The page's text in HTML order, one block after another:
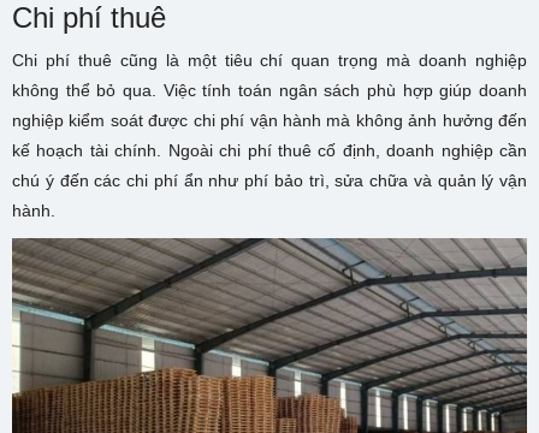
Chi phí thuê
Chi phí thuê cũng là một tiêu chí quan trọng mà doanh nghiệp
không thể bỏ qua. Việc tính toán ngân sách phù hợp giúp doanh
nghiệp kiểm soát được chi phí vận hành mà không ảnh hưởng đến
kế hoạch tài chính. Ngoài chi phí thuê cố định, doanh nghiệp cần
chú ý đến các chi phí ẩn như phí bảo trì, sửa chữa và quản lý vận
hành.